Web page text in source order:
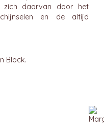
zich daarvan door het
en de altijd
Block.